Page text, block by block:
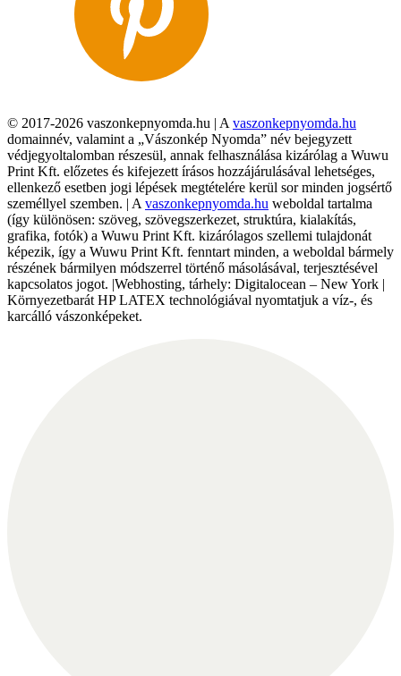
© 2017-2026 vaszonkepnyomda.hu | A vaszonkepnyomda.hu
domainnév, valamint a „Vászonkép Nyomda” név bejegyzett
védjegyoltalomban részesül, annak felhasználása kizárólag a Wuwu
Print Kft. előzetes és kifejezett írásos hozzájárulásával lehetséges,
ellenkező esetben jogi lépések megtételére kerül sor minden jogsértő
személlyel szemben. | A vaszonkepnyomda.hu weboldal tartalma
(így különösen: szöveg, szövegszerkezet, struktúra, kialakítás,
grafika, fotók) a Wuwu Print Kft. kizárólagos szellemi tulajdonát
képezik, így a Wuwu Print Kft. fenntart minden, a weboldal bármely
részének bármilyen módszerrel történő másolásával, terjesztésével
kapcsolatos jogot. |Webhosting, tárhely: Digitalocean – New York |
Környezetbarát HP LATEX technológiával nyomtatjuk a víz-, és
karcálló vászonképeket.